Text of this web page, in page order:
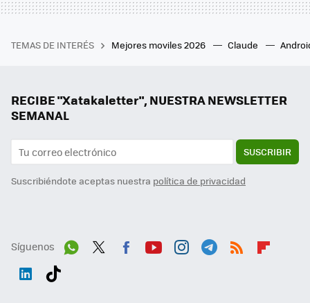
TEMAS DE INTERÉS Mejores moviles 2026 Claude
RECIBE "Xatakaletter", NUESTRA NEWSLETTER
SEMANAL
SUSCRIBIR
Suscribiéndote aceptas nuestra política de privacidad
Síguenos